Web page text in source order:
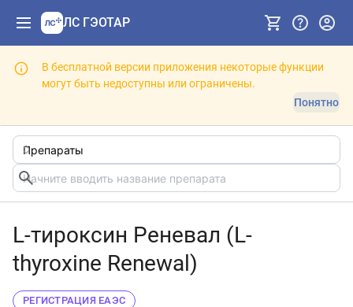
ЛС ГЭОТАР
В бесплатной версии приложения некоторые функции
могут быть недоступны или ограничены.
Понятно
L-тироксин Реневал (L-
thyroxine Renewal)
РЕГИСТРАЦИЯ ЕАЭС